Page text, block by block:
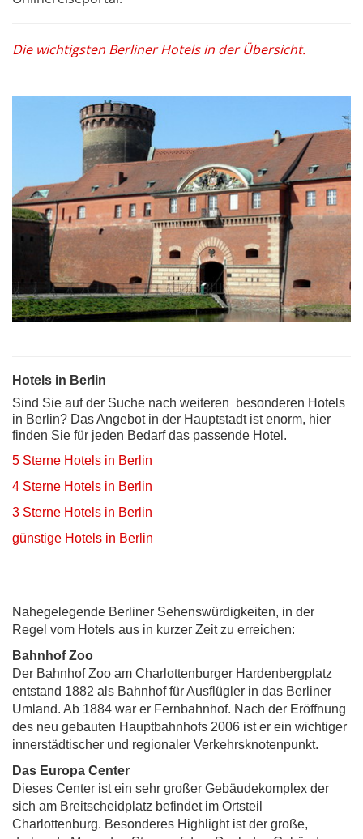
Die wichtigsten Berliner Hotels in der Übersicht.
Hotels in Berlin
Sind Sie auf der Suche nach weiteren besonderen Hotels
in Berlin? Das Angebot in der Hauptstadt ist enorm, hier
finden Sie für jeden Bedarf das passende Hotel.
5 Sterne Hotels in Berlin
4 Sterne Hotels in Berlin
3 Sterne Hotels in Berlin
günstige Hotels in Berlin
Nahegelegende Berliner Sehenswürdigkeiten, in der
Regel vom Hotels aus in kurzer Zeit zu erreichen:
Bahnhof Zoo
Der Bahnhof Zoo am Charlottenburger Hardenbergplatz
entstand 1882 als Bahnhof für Ausflügler in das Berliner
Umland. Ab 1884 war er Fernbahnhof. Nach der Eröffnung
des neu gebauten Hauptbahnhofs 2006 ist er ein wichtiger
innerstädtischer und regionaler Verkehrsknotenpunkt.
Das Europa Center
Dieses Center ist ein sehr großer Gebäudekomplex der
sich am Breitscheidplatz befindet im Ortsteil
Charlottenburg. Besonderes Highlight ist der große,